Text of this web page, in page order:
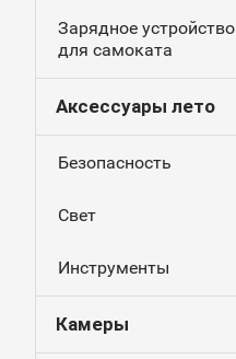
Зарядное устройство
для самоката
Аксессуары лето
Безопасность
Свет
Инструменты
Камеры